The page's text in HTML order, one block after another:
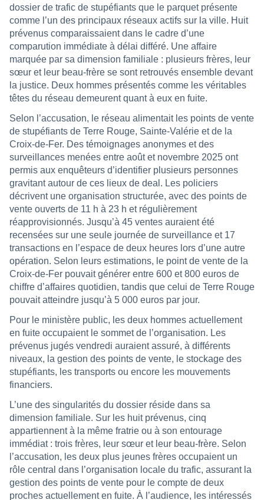
dossier de trafic de stupéfiants que le parquet présente
comme l’un des principaux réseaux actifs sur la ville. Huit
prévenus comparaissaient dans le cadre d’une
comparution immédiate à délai différé. Une affaire
marquée par sa dimension familiale : plusieurs frères, leur
sœur et leur beau-frère se sont retrouvés ensemble devant
la justice. Deux hommes présentés comme les véritables
têtes du réseau demeurent quant à eux en fuite.
Selon l’accusation, le réseau alimentait les points de vente
de stupéfiants de Terre Rouge, Sainte-Valérie et de la
Croix-de-Fer. Des témoignages anonymes et des
surveillances menées entre août et novembre 2025 ont
permis aux enquêteurs d’identifier plusieurs personnes
gravitant autour de ces lieux de deal. Les policiers
décrivent une organisation structurée, avec des points de
vente ouverts de 11 h à 23 h et régulièrement
réapprovisionnés. Jusqu’à 45 ventes auraient été
recensées sur une seule journée de surveillance et 17
transactions en l’espace de deux heures lors d’une autre
opération. Selon leurs estimations, le point de vente de la
Croix-de-Fer pouvait générer entre 600 et 800 euros de
chiffre d’affaires quotidien, tandis que celui de Terre Rouge
pouvait atteindre jusqu’à 5 000 euros par jour.
Pour le ministère public, les deux hommes actuellement
en fuite occupaient le sommet de l’organisation. Les
prévenus jugés vendredi auraient assuré, à différents
niveaux, la gestion des points de vente, le stockage des
stupéfiants, les transports ou encore les mouvements
financiers.
L’une des singularités du dossier réside dans sa
dimension familiale. Sur les huit prévenus, cinq
appartiennent à la même fratrie ou à son entourage
immédiat : trois frères, leur sœur et leur beau-frère. Selon
l’accusation, les deux plus jeunes frères occupaient un
rôle central dans l’organisation locale du trafic, assurant la
gestion des points de vente pour le compte de deux
proches actuellement en fuite. À l’audience, les intéressés